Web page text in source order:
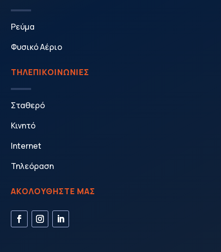
Ρεύμα
Φυσικό Αέριο
ΤΗΛΕΠΙΚΟΙΝΩΝΙΕΣ
Σταθερό
Κινητό
Internet
Τηλεόραση
ΑΚΟΛΟΥΘΗΣΤΕ ΜΑΣ